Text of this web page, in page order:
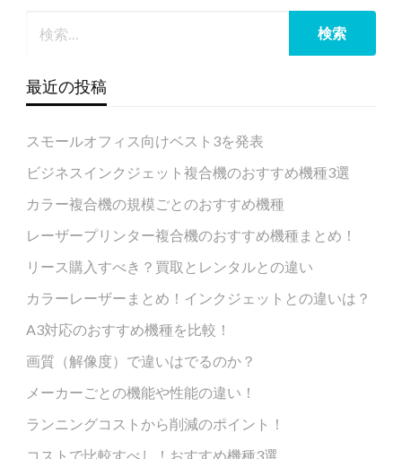
最近の投稿
スモールオフィス向けベスト3を発表
ビジネスインクジェット複合機のおすすめ機種3選
カラー複合機の規模ごとのおすすめ機種
レーザープリンター複合機のおすすめ機種まとめ！
リース購入すべき？買取とレンタルとの違い
カラーレーザーまとめ！インクジェットとの違いは？
A3対応のおすすめ機種を比較！
画質（解像度）で違いはでるのか？
メーカーごとの機能や性能の違い！
ランニングコストから削減のポイント！
コストで比較すべし！おすすめ機種3選